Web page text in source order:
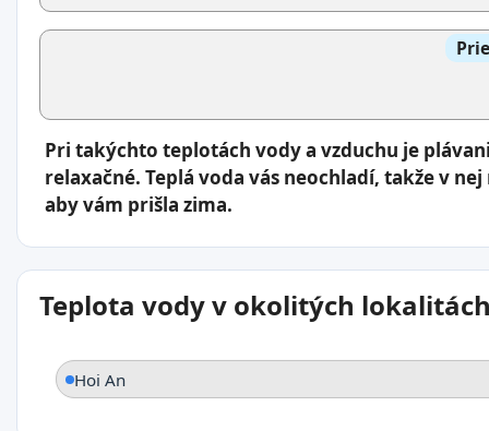
Pri takýchto teplotách vody a vzduchu je
relaxačné. Teplá voda vás neochladí, takže v
aby vám prišla zima.
Teplota vody v okolitých
Hoi An